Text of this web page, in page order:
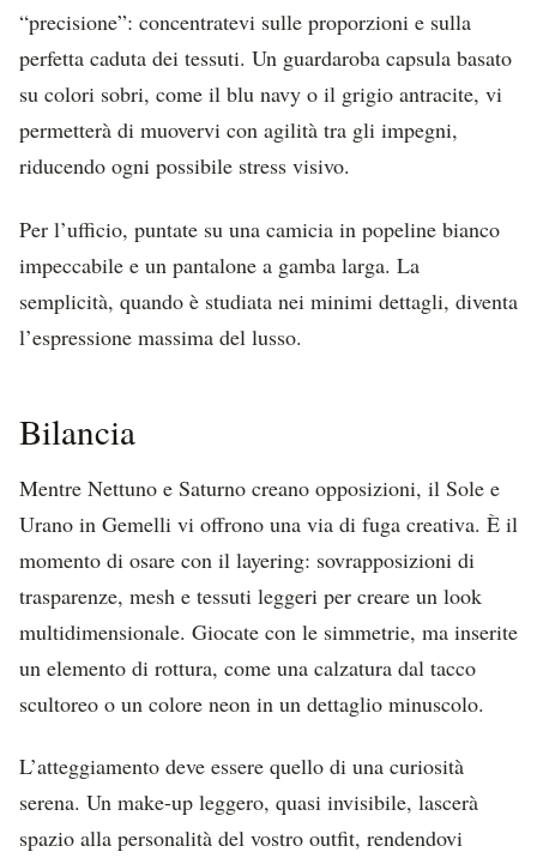
“precisione”: concentratevi sulle proporzioni e sulla
perfetta caduta dei tessuti. Un guardaroba capsula basato
su colori sobri, come il blu navy o il grigio antracite, vi
permetterà di muovervi con agilità tra gli impegni,
riducendo ogni possibile stress visivo.
Per l’ufficio, puntate su una camicia in popeline bianco
impeccabile e un pantalone a gamba larga. La
semplicità, quando è studiata nei minimi dettagli, diventa
l’espressione massima del lusso.
Bilancia
Mentre Nettuno e Saturno creano opposizioni, il Sole e
Urano in Gemelli vi offrono una via di fuga creativa. È il
momento di osare con il layering: sovrapposizioni di
trasparenze, mesh e tessuti leggeri per creare un look
multidimensionale. Giocate con le simmetrie, ma inserite
un elemento di rottura, come una calzatura dal tacco
scultoreo o un colore neon in un dettaglio minuscolo.
L’atteggiamento deve essere quello di una curiosità
serena. Un make-up leggero, quasi invisibile, lascerà
spazio alla personalità del vostro outfit, rendendovi